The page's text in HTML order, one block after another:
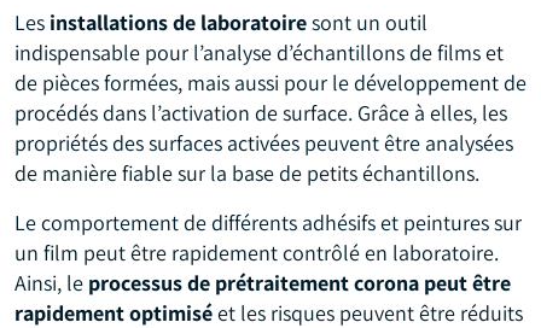
Les installations de laboratoiresont un outil
indispensable pour l’analyse d’échantillons de films et
de pièces formées, mais aussi pour le développement de
procédés dans l’activation de surface. Grâce à elles, les
propriétés des surfaces activées peuvent être analysées
de manière fiable sur la base de petits échantillons.
Le comportement de différents adhésifs et peintures sur
un film peut être rapidement contrôlé en laboratoire.
Ainsi, le processus de prétraitement corona peut être
rapidement optimiséet les risques peuvent être réduits